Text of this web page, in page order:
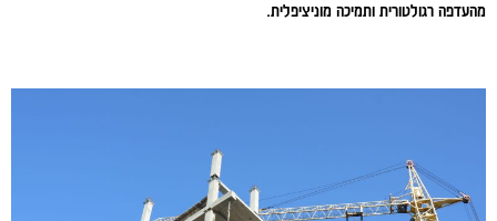
מהעדפה רגולטורית ותמיכה מוניציפלית.